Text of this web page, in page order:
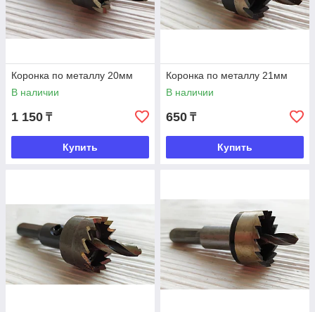
Коронка по металлу 20мм
В наличии
1 150 ₸
Купить
Коронка по металлу 21мм
В наличии
650 ₸
Купить